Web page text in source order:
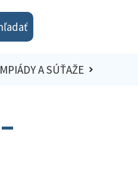
A SÚŤAŽE